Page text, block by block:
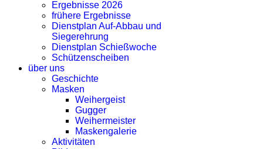
Ergebnisse 2026
frühere Ergebnisse
Dienstplan Auf-Abbau und
Siegerehrung
Dienstplan Schießwoche
Schützenscheiben
über uns
Geschichte
Masken
Weihergeist
Gugger
Weihermeister
Maskengalerie
Aktivitäten